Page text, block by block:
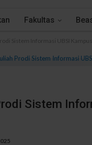
Fakultas
Sistem Informasi UBSI
Sistem